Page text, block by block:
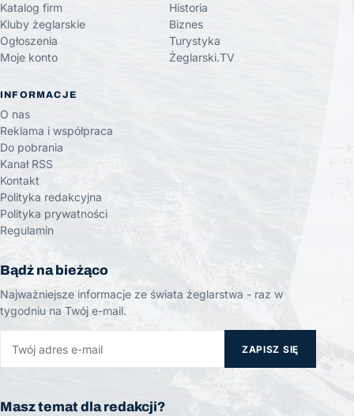
Katalog firm
Kluby żeglarskie
Ogłoszenia
Moje konto
Historia
Biznes
Turystyka
Żeglarski.TV
INFORMACJE
O nas
Reklama i współpraca
Do pobrania
Kanał RSS
Kontakt
Polityka redakcyjna
Polityka prywatności
Regulamin
Bądź na bieżąco
Najważniejsze informacje ze świata żeglarstwa - raz w
tygodniu na Twój e-mail.
ZAPISZ SIĘ
Masz temat dla redakcji?